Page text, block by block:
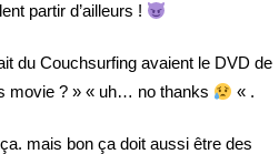
partir d’ailleurs !
du Couchsurfing avaient le DVD de
movie ? » « uh… no thanks « .
mais bon ça doit aussi être des